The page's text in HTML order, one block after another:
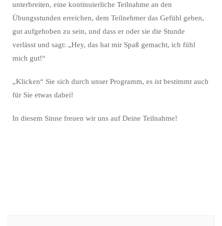
unterbreiten, eine kontinuierliche Teilnahme an den
Übungsstunden erreichen, dem Teilnehmer das Gefühl geben,
gut aufgehoben zu sein, und dass er oder sie die Stunde
verlässt und sagt: „Hey, das hat mir Spaß gemacht, ich fühl
mich gut!“
„Klicken“ Sie sich durch unser Programm, es ist bestimmt auch
für Sie etwas dabei!
In diesem Sinne freuen wir uns auf Deine Teilnahme!